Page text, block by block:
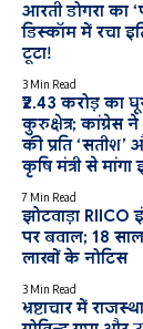
आरती डोगरा का
डिस्कॉम में रचा
टूटा!
3 Min Read
₹2.43 करोड़ का
कुरुक्षेत्र; कांग्रेस
की प्रति
कृषि मंत्री से मांगा
7 Min Read
झोटवाड़ा RIICO
पर बवाल; 18
लाखों के नोटिस
3 Min Read
भ्रष्टाचार में